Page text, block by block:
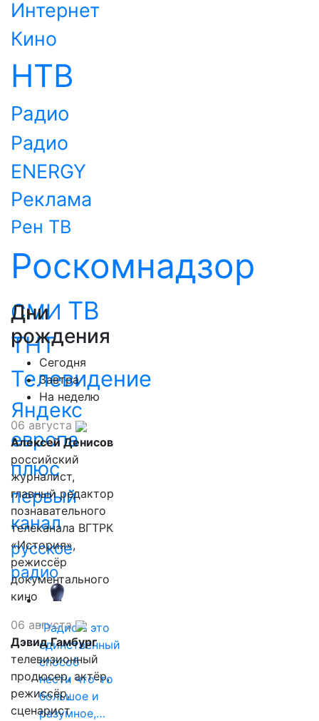
Интернет
Кино
НТВ
Радио
Радио
ENERGY
Реклама
Рен ТВ
Роскомнадзор
СМИ ТВ
ТНТ
Телевидение
Яндекс
европа
плюс
первый
канал
русское
радио
"Радио - это
единственный
способ
нести что-то
большое и
разумное,…
Дни
рождения
Сегодня
Завтра
На неделю
06 августа
Алексей Денисов
российский
журналист,
главный редактор
познавательного
телеканала ВГТРК
«История»,
режиссёр
документального
кино
06 августа
Дэвид Гамбург
телевизионный
продюсер, актёр,
режиссёр,
сценарист